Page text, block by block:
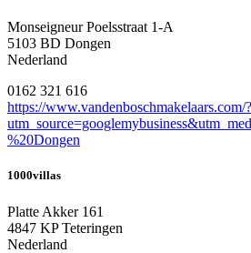
Monseigneur Poelsstraat 1-A
5103 BD Dongen
Nederland
0162 321 616
https://www.vandenboschmakelaars.com/?
%20Dongen
1000villas
Platte Akker 161
4847 KP Teteringen
Nederland